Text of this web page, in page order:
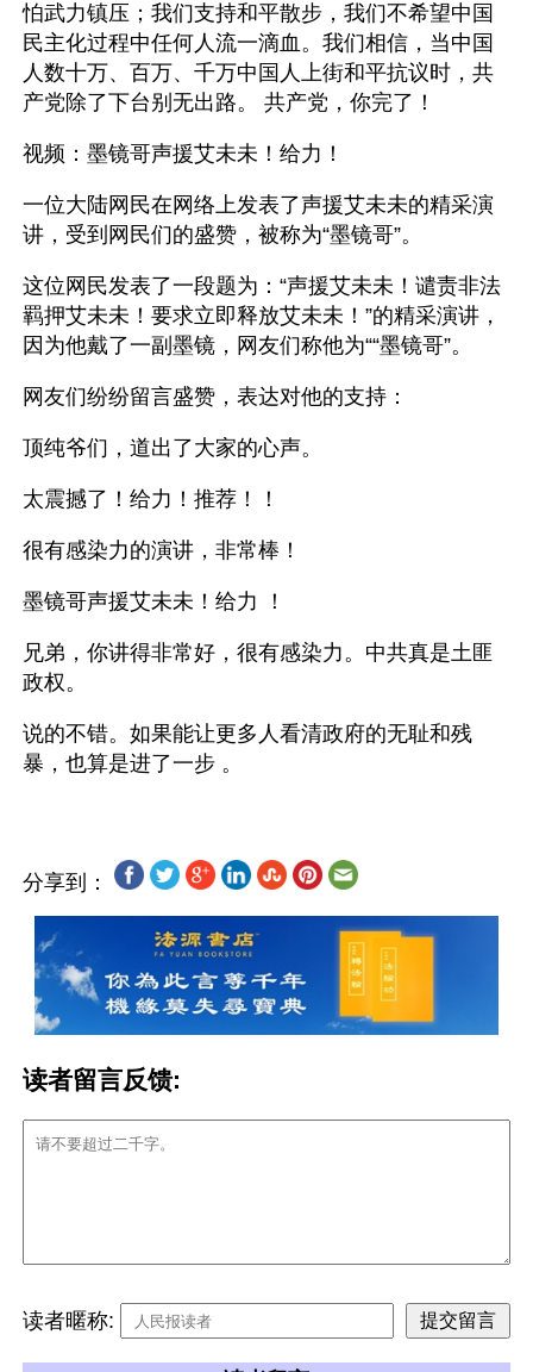
怕武力镇压；我们支持和平散步，我们不希望中国
民主化过程中任何人流一滴血。我们相信，当中国
人数十万、百万、千万中国人上街和平抗议时，共
产党除了下台别无出路。 共产党，你完了！
视频：墨镜哥声援艾未未！给力！
一位大陆网民在网络上发表了声援艾未未的精采演
讲，受到网民们的盛赞，被称为“墨镜哥”。
这位网民发表了一段题为：“声援艾未未！谴责非法
羁押艾未未！要求立即释放艾未未！”的精采演讲，
因为他戴了一副墨镜，网友们称他为““墨镜哥”。
网友们纷纷留言盛赞，表达对他的支持：
顶纯爷们，道出了大家的心声。
太震撼了！给力！推荐！！
很有感染力的演讲，非常棒！
墨镜哥声援艾未未！给力 ！
兄弟，你讲得非常好，很有感染力。中共真是土匪
政权。
说的不错。如果能让更多人看清政府的无耻和残
分享到：
读者留言反馈:
读者暱称: